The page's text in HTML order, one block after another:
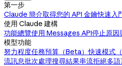
第一步
Claude 簡介取得您的 API 金鑰快速入
使用 Claude 建構
功能總覽使用 Messages API停止原因
模型功能
努力程度任務預算（Beta）快速模式
流訊息批次處理搜尋結果串流拒絕多